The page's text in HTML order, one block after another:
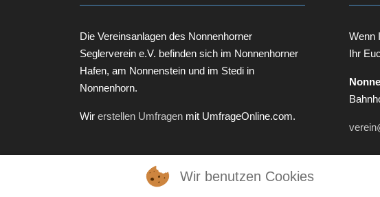
Die Vereinsanlagen des Nonnenhorner
Seglerverein e.V. befinden sich im Nonnenhorner
Hafen, am Nonnenstein und im Stedi in
Nonnenhorn.
Wir erstellen Umfragen mit UmfrageOnline.com.
Wenn
Ihr
Wir benutzen Cookies